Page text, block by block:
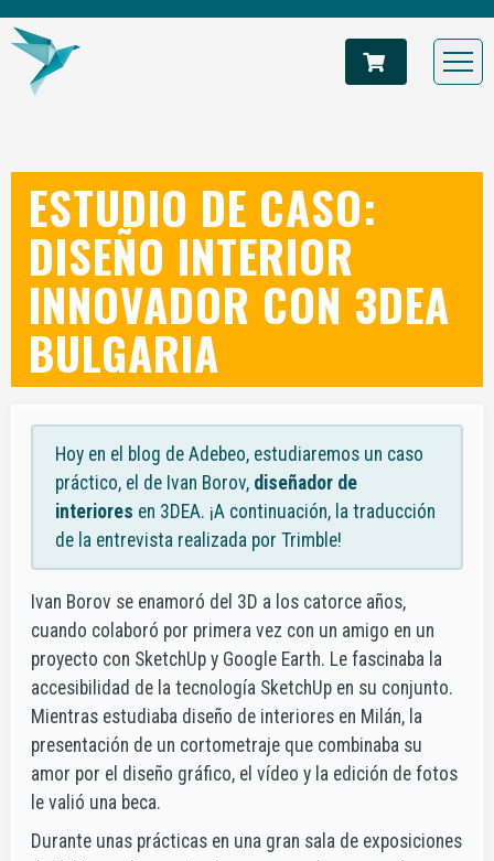
ESTUDIO DE CASO:
DISEÑO INTERIOR
INNOVADOR CON 3DEA
BULGARIA
Hoy en el blog de Adebeo, estudiaremos un caso
práctico, el de Ivan Borov, diseñador de
interiores en 3DEA. ¡A continuación, la traducción
de la entrevista realizada por Trimble!
Ivan Borov se enamoró del 3D a los catorce años,
cuando colaboró por primera vez con un amigo en un
proyecto con SketchUp y Google Earth. Le fascinaba la
accesibilidad de la tecnología SketchUp en su conjunto.
Mientras estudiaba diseño de interiores en Milán, la
presentación de un cortometraje que combinaba su
amor por el diseño gráfico, el vídeo y la edición de fotos
le valió una beca.
Durante unas prácticas en una gran sala de exposiciones